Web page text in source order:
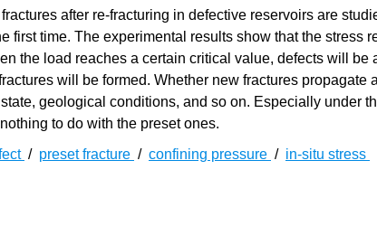
after re-fracturing in defective reservoirs are
first time. The experimental results show that the stress
the load reaches a certain critical value, defects will be
will be formed. Whether new fractures propagate
geological conditions, and so on. Especially under
to do with the preset ones.
/ preset fracture / confining pressure / in-situ stress